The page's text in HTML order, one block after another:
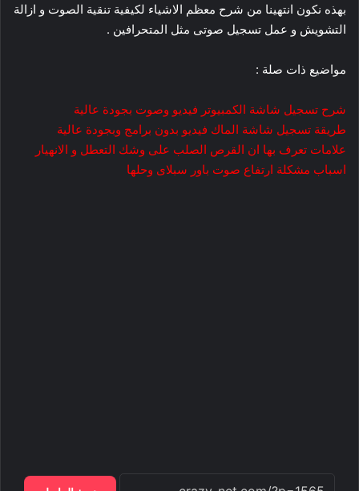
بهذه نكون انتهينا من شرح معظم الاشياء لكيفية تنقية الصوت و ازالة
التشويش و عمل تسجيل صوتى مثل المتحرافين .
مواضيع ذات صلة :
شرح تسجيل شاشة الكمبيوتر فيديو وصوت بجودة عالية
طريقة تسجيل شاشة الماك فيديو بدون برامج وبجودة عالية
علامات تعرف بها ان القرص الصلب على وشك التعطل و الانهيار
اسباب مشكلة ارتفاع صوت باور سبلاى وحلها